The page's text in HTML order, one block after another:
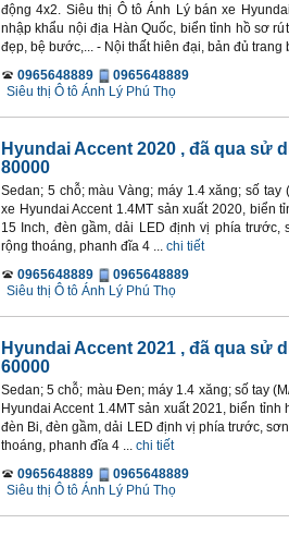
động 4x2. Siêu thị Ô tô Ánh Lý bán xe
nhập khẩu nội địa Hàn Quốc, biển tỉnh hồ sơ
đẹp, bệ bước,... - Nội thất hiên đại, bản đủ trang
0965648889
0965648889
Siêu thị Ô tô Ánh Lý Phú Thọ
Hyundai Accent 2020 , đã qua sử
80000
Sedan; 5 chỗ; màu Vàng; máy 1.4 xăng; số
xe Hyundai Accent 1.4MT sản xuất 2020, biển
15 Inch, đèn gầm, dải LED định vị phía
rộng thoáng, phanh đĩa 4 ... chi tiết
0965648889
0965648889
Siêu thị Ô tô Ánh Lý Phú Thọ
Hyundai Accent 2021 , đã qua sử
60000
Sedan; 5 chỗ; màu Đen; máy 1.4 xăng; số tay
Hyundai Accent 1.4MT sản xuất 2021, biển
đèn Bi, đèn gầm, dải LED định vị phía trước,
thoáng, phanh đĩa 4 ... chi tiết
0965648889
0965648889
Siêu thị Ô tô Ánh Lý Phú Thọ